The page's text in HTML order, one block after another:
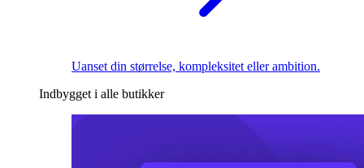
Uanset din størrelse, kompleksitet eller ambition.
Indbygget i alle butikker